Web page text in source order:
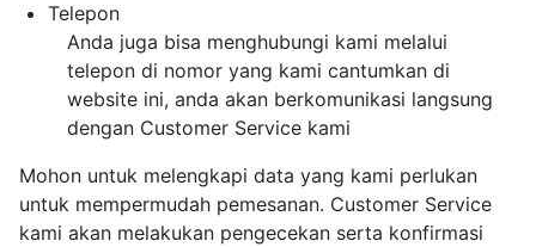
Telepon
Anda juga bisa menghubungi kami melalui
telepon di nomor yang kami cantumkan di
website ini, anda akan berkomunikasi langsung
dengan Customer Service kami
Mohon untuk melengkapi data yang kami perlukan
untuk mempermudah pemesanan. Customer Service
kami akan melakukan pengecekan serta konfirmasi